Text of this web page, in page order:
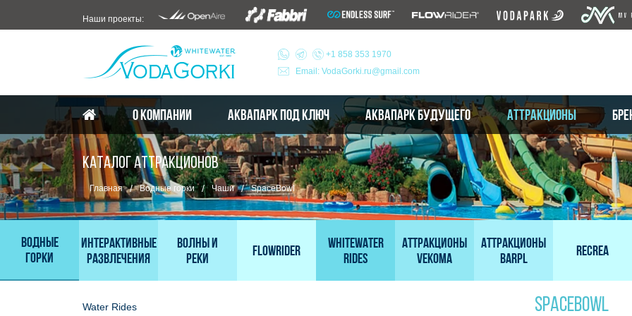
Наши проекты:
+1 858 353 1970
Email: VodaGorki.ru@gmail.com
О КОМПАНИИ АКВАПАРК ПОД КЛЮЧ АКВАПАРК БУДУЩЕГО АТТРАКЦИОНЫ
КАТАЛОГ АТТРАКЦИОНОВ
Главная / Водные горки / Чаши / SpaceBowl
Водные
горки
Интерактивные
развлечения
Волны и
реки
FlowRider
WhiteWater
Rides
Аттракционы
Vekoma
АТТРАКЦИОНЫ
BARPL
RECREA
Water Rides SPACEBOWL